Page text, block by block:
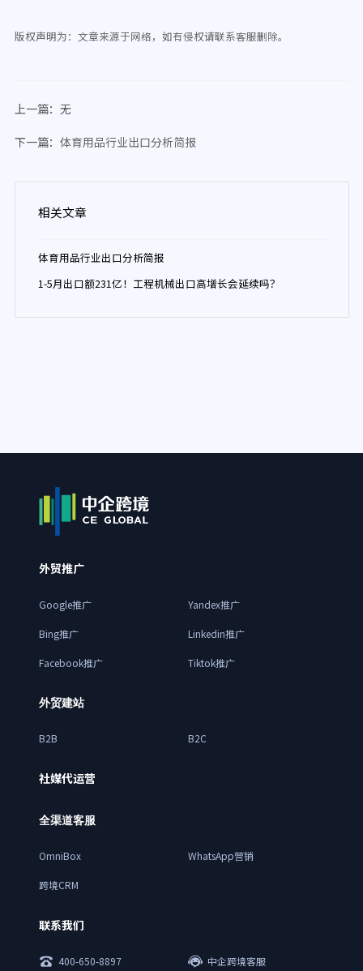
版权声明为：文章来源于网络，如有侵权请联系客服删除。
上一篇： 无
下一篇： 体育用品行业出口分析简报
相关文章
体育用品行业出口分析简报
1-5月出口额231亿！工程机械出口高增长会延续吗？
外贸推广
Google推广 Yandex推广
Bing推广 Linkedin推广
Facebook推广 Tiktok推广
外贸建站
B2B B2C
社媒代运营
全渠道客服
OmniBox WhatsApp营销
跨境CRM
联系我们
400-650-8897 中企跨境客服